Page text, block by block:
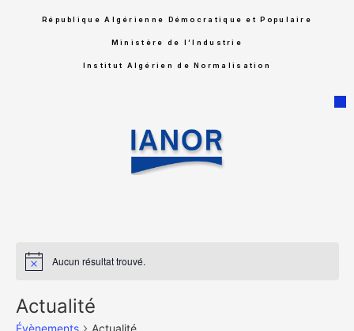
République Algérienne Démocratique et Populaire
Ministère de l’Industrie
Institut Algérien de Normalisation
Notice Aucun résultat trouvé.
Actualité
Évènements Actualité